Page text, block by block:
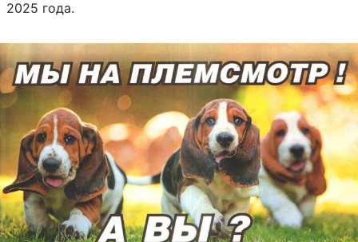
2025 года.